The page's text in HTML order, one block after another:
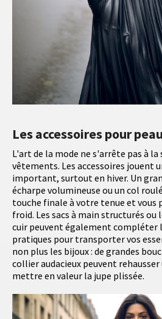
Les accessoires pour
L'art de la mode ne s'arrête pas à
vêtements. Les accessoires jouent
important, surtout en hiver. Un
écharpe volumineuse ou un col
touche finale à votre tenue et vous
froid. Les sacs à main structurés
cuir peuvent également
pratiques pour transporter vos
non plus les bijoux : de grandes
collier audacieux peuvent
mettre en valeur la jupe plissée.